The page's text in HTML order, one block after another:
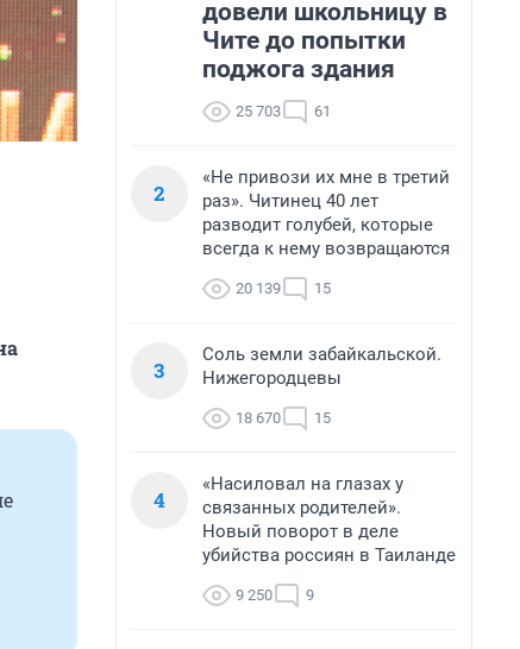
довели школьницу в
Чите до попытки
поджога здания
25 703 61
2
«Не привози их мне в третий
раз». Читинец 40 лет
разводит голубей, которые
всегда к нему возвращаются
20 139 15
3
Соль земли забайкальской.
Нижегородцевы
18 670 15
4
«Насиловал на глазах у
связанных родителей».
Новый поворот в деле
убийства россиян в Таиланде
9 250 9